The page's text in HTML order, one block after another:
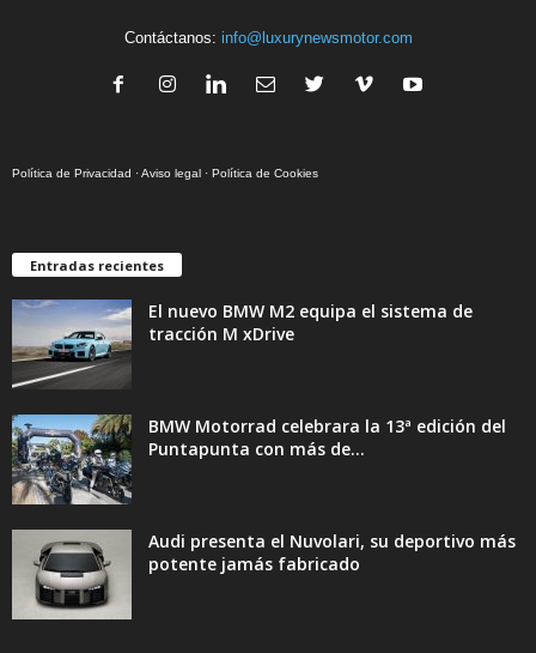
Contáctanos: info@luxurynewsmotor.com
Política de Privacidad ·Aviso legal · Política de Cookies
Entradas recientes
El nuevo BMW M2 equipa el sistema de
tracción M xDrive
BMW Motorrad celebrara la 13ª edición del
Puntapunta con más de...
Audi presenta el Nuvolari, su deportivo más
potente jamás fabricado